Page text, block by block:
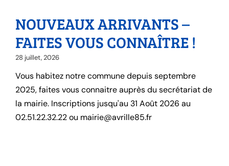
NOUVEAUX ARRIVANTS –
FAITES VOUS CONNAÎTRE !
28 juillet, 2026
Vous habitez notre commune depuis septembre
2025, faites vous connaitre auprès du secrétariat de
la mairie. Inscriptions jusqu'au 31 Août 2026 au
02.51.22.32.22 ou mairie@avrille85.fr